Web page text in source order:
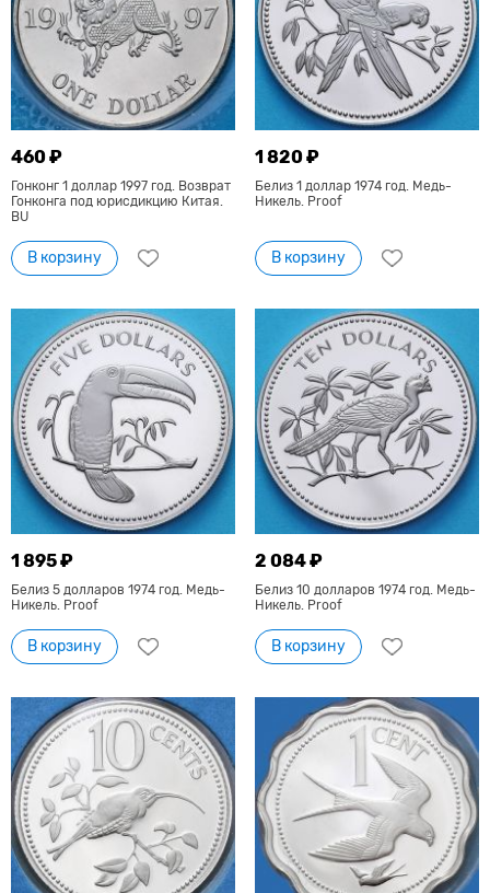
460 ₽
Гонконг 1 доллар 1997 год. Возврат
Гонконга под юрисдикцию Китая.
BU
В корзину
1 820 ₽
Белиз 1 доллар 1974 год. Медь-
Никель. Proof
В корзину
1 895 ₽
Белиз 5 долларов 1974 год. Медь-
Никель. Proof
В корзину
2 084 ₽
Белиз 10 долларов 1974 год. Медь-
Никель. Proof
В корзину